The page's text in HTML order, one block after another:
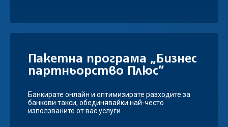
Пакетна програма „Бизнес
партньорство Плюс”
Банкирате онлайн и оптимизирате разходите за
банкови такси, обединявайки най-често
използваните от вас услуги.